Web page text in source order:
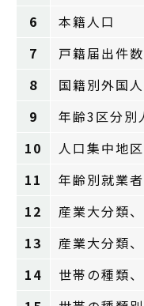
6
本籍人口
7
戸籍届出件
8
国籍別外国
9
年齢3区分
10
人口集中
11
年齢別就業
12
産業大分類
13
産業大分類
14
世帯の種類